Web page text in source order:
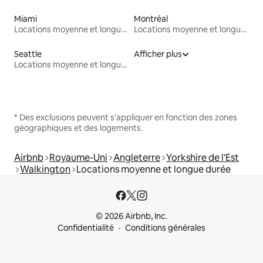
Miami
Locations moyenne et longue durée
Montréal
Locations moyenne et longue durée
Seattle
Locations moyenne et longue durée
Afficher plus
* Des exclusions peuvent s'appliquer en fonction des zones
géographiques et des logements.
Airbnb Royaume-Uni Angleterre Yorkshire de l'Est
Walkington Locations moyenne et longue durée
© 2026 Airbnb, Inc.
Confidentialité
Conditions générales